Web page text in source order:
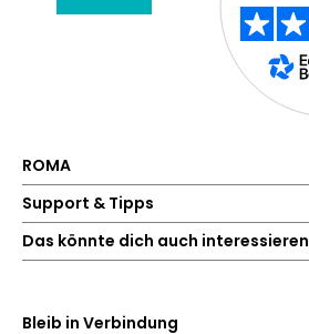
ROMA
Support & Tipps
Das könnte dich auch interessieren
Bleib in Verbindung